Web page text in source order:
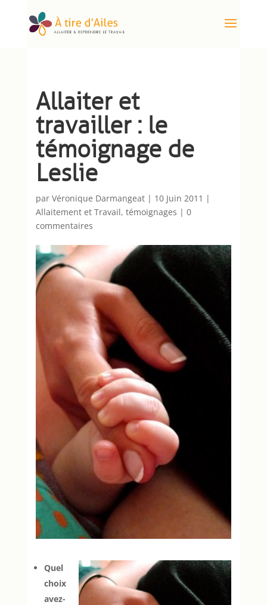
Allaiter et
travailler : le
témoignage de
Leslie
par Véronique Darmangeat| 10 Juin 2011 |
Allaitement et Travail, témoignages | 0
commentaires
Quel
choix
avez-